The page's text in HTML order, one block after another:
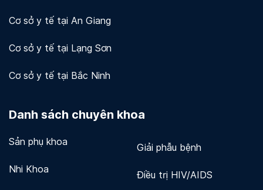
Cơ sở y tế tại An Giang
Cơ sở y tế tại Lạng Sơn
Cơ sở y tế tại Bắc Ninh
Danh sách chuyên khoa
Sản phụ khoa
Nhi Khoa
Giải phẫu bệnh
Điều trị HIV/AIDS